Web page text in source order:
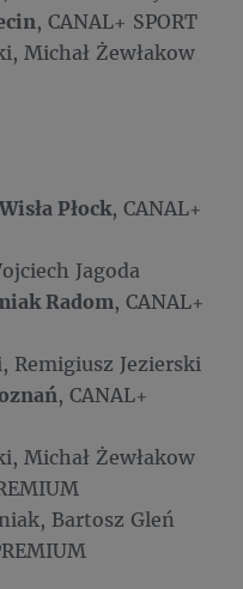
, CANAL+ SPORT
Michał Żewłakow
Płock, CANAL+
Jagoda
Radom, CANAL+
Jezierski
, CANAL+
Michał Żewłakow
Bartosz Gleń